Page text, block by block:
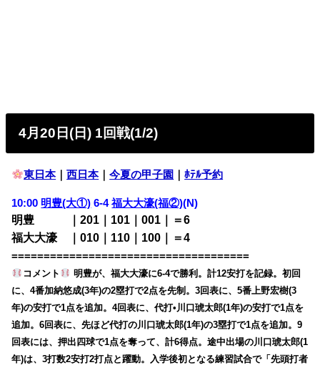
4月20日(日) 1回戦(1/2)
東日本｜西日本｜今夏の甲子園 ｜ﾎﾃﾙ予約
10:00 明豊(大①) 6-4福大大濠(福②)(N)
明豊 ｜201｜101｜001｜＝6
福大大濠 ｜010｜110｜100｜＝4
=====================================
コメント
明豊が、福大大濠に6-4で勝利。計12安打を記録。初回
に、4番加納悠成(3年)の2塁打で2点を先制。3回表に、5番上野宏樹(3
年)の安打で1点を追加。4回表に、代打•川口琥太郎(1年)の安打で1点を
追加。6回表に、先ほど代打の川口琥太郎(1年)の3塁打で1点を追加。9
回表には、押出四球で1点を奪って、計6得点。途中出場の川口琥太郎(1
年)は、3打数2安打2打点と躍動。入学後初となる練習試合で「先頭打者